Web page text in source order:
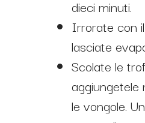
dieci minuti.
Irrorate con
lasciate
Scolate le
aggiungetele
le vongole.